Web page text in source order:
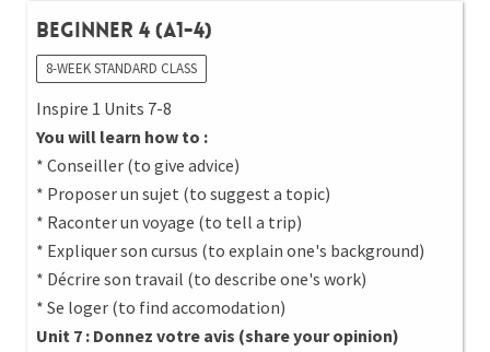
Beginner 4 (A1-4)
8-WEEK STANDARD CLASS
Inspire 1 Units 7-8
You will learn how to :
* Conseiller (to give advice)
* Proposer un sujet (to suggest a topic)
* Raconter un voyage (to tell a trip)
* Expliquer son cursus (to explain one's background)
* Décrire son travail (to describe one's work)
* Se loger (to find accomodation)
Unit 7 : Donnez votre avis (share your opinion)